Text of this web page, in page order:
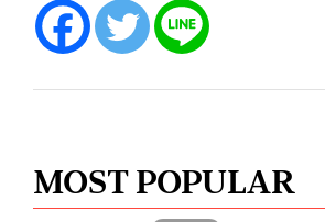
MOST POPULAR